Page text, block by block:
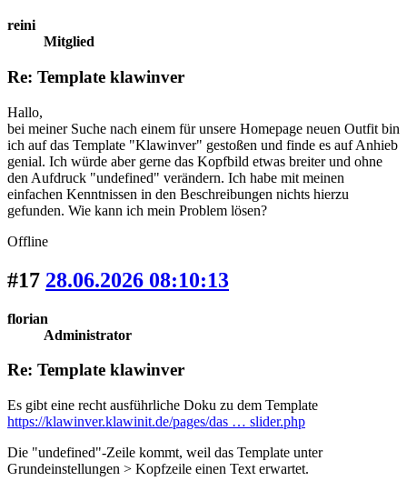
reini
Mitglied
Re: Template klawinver
Hallo,
bei meiner Suche nach einem für unsere Homepage neuen Outfit bin
ich auf das Template "Klawinver" gestoßen und finde es auf Anhieb
genial. Ich würde aber gerne das Kopfbild etwas breiter und ohne
den Aufdruck "undefined" verändern. Ich habe mit meinen
einfachen Kenntnissen in den Beschreibungen nichts hierzu
gefunden. Wie kann ich mein Problem lösen?
Offline
#17 28.06.2026 08:10:13
florian
Administrator
Re: Template klawinver
Es gibt eine recht ausführliche Doku zu dem Template
https://klawinver.klawinit.de/pages/das … slider.php
Die "undefined"-Zeile kommt, weil das Template unter
Grundeinstellungen > Kopfzeile einen Text erwartet.